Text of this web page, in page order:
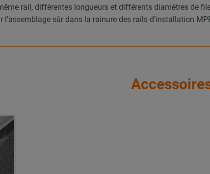
rail, différentes longueurs et différents diamètres de
l’assemblage sûr dans la rainure des rails d’installation